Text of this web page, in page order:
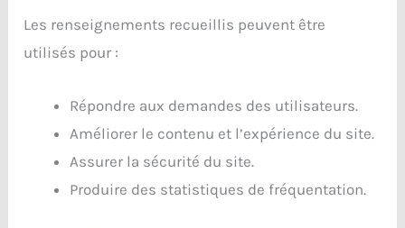
Les renseignements recueillis peuvent être
utilisés pour :
Répondre aux demandes des utilisateurs.
Améliorer le contenu et l’expérience du site.
Assurer la sécurité du site.
Produire des statistiques de fréquentation.